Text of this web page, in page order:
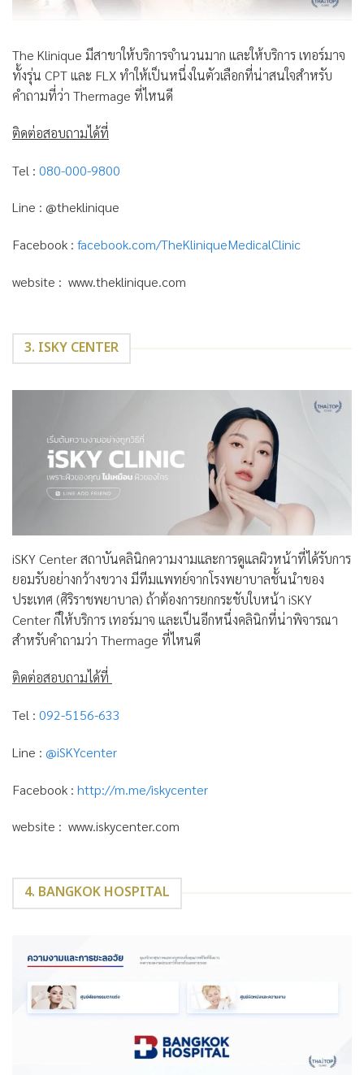
The Klinique มีสาขาให้บริการจำนวนมาก และให้บริการ เทอร์มาจ
ทั้งรุ่น CPT และ FLX ทำให้เป็นหนึ่งในตัวเลือกที่น่าสนใจสำหรับ
คำถามที่ว่า Thermage ที่ไหนดี
ติดต่อสอบถามได้ที่
Tel : 080-000-9800
Line : @theklinique
Facebook : facebook.com/TheKliniqueMedicalClinic
website : www.theklinique.com
3. ISKY CENTER
iSKY Center สถาบันคลินิกความงามและการดูแลผิวหน้าที่ได้รับการ
ยอมรับอย่างกว้างขวาง มีทีมแพทย์จากโรงพยาบาลชั้นนำของ
ประเทศ (ศิริราชพยาบาล) ถ้าต้องการยกกระชับใบหน้า iSKY
Center ก็ให้บริการ เทอร์มาจ และเป็นอีกหนึ่งคลินิกที่น่าพิจารณา
สำหรับคำถามว่า Thermage ที่ไหนดี
ติดต่อสอบถามได้ที่
Tel : 092-5156-633
Line : @iSKYcenter
Facebook : http://m.me/iskycenter
website : www.iskycenter.com
4. BANGKOK HOSPITAL